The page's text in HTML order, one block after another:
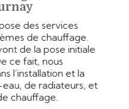
des services
de chauffage.
de la pose initiale
ce fait, nous
l’installation et la
de radiateurs, et
chauffage.